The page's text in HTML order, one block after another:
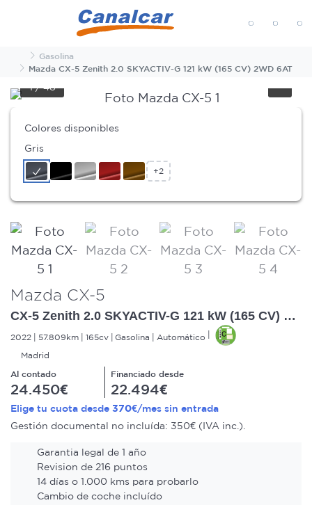
InicioGasolina
Mazda CX-5 Zenith 2.0 SKYACTIV-G 121 kW (165 CV) 2WD 6AT
1/48
Colores disponibles
Gris
+2
Mazda CX-5
CX-5 Zenith 2.0 SKYACTIV-G 121 kW (165 CV) 2WD 6AT
2022 57.809km 165cv Gasolina
Automático
Madrid
Al contado
24.450€
Financiado desde
22.494€
Elige tu cuota desde 370€/mes sin entrada
Gestión documental no incluída: 350€ (IVA inc.).
Garantia legal de 1 año
Revision de 216 puntos
14 días o 1.000 kms para probarlo
Cambio de coche incluído